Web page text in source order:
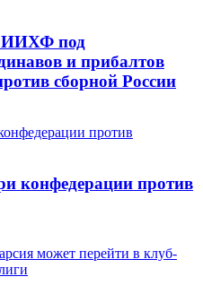
ИИХФ под
и прибалтов
сборной России
конфедерации против